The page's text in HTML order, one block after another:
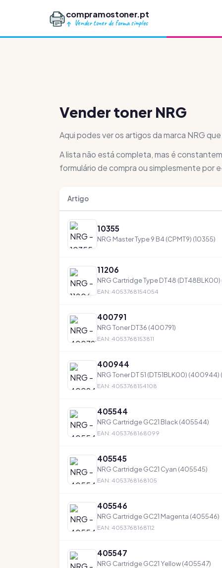
compramostoner.pt
Vender toner de forma simples
Vender toner NRG
Aqui podes ver os artigos da marca NRG
A lista não está completa, mas é
formulário de compra ou simplesmente por
Artigo
10355
NRG Master Type 9 B4 (CPMT9) (10355)
11206
NRG Cartridge Type DT48 (DT48BLK00)
EAN: 4053768154054
400791
NRG Toner DT36 (400791)
EAN: 4053768153811
400944
NRG Toner DT 51 (DT51BLK00)
EAN: 4053768154108
405544
NRG Cartridge GC21 Black (405544)
EAN: 4053768168099
405545
NRG Cartridge GC21 Cyan (405545)
EAN: 4053768168105
405546
NRG Cartridge GC21 Magenta (405546)
EAN: 4053768168112
405547
NRG Cartridge GC21 Yellow (405547)